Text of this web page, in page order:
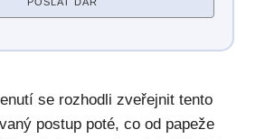
se rozhodli zveřejnit tento
postup poté, co od papeže